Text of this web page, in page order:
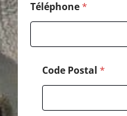
Téléphone*
Code Postal *